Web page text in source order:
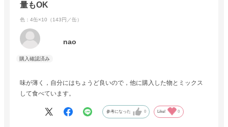
量もOK
色：4缶×10（143円／缶）
nao
味が薄く，自分にはちょうど良いので，他に購入した物とミックス
して食べています。
参考になった 0 Like! 0